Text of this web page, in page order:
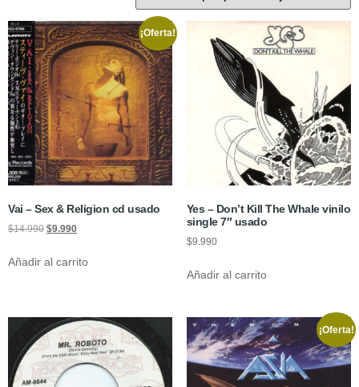
¡Oferta!
Vai – Sex & Religion cd usado
$14.990 $9.990
Añadir al carrito
Yes – Don’t Kill The Whale vinilo
single 7″ usado
$9.990
Añadir al carrito
¡Oferta!